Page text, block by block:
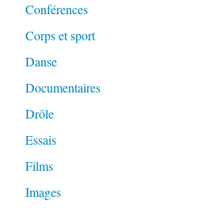
Conférences
Corps et sport
Danse
Documentaires
Drôle
Essais
Films
Images